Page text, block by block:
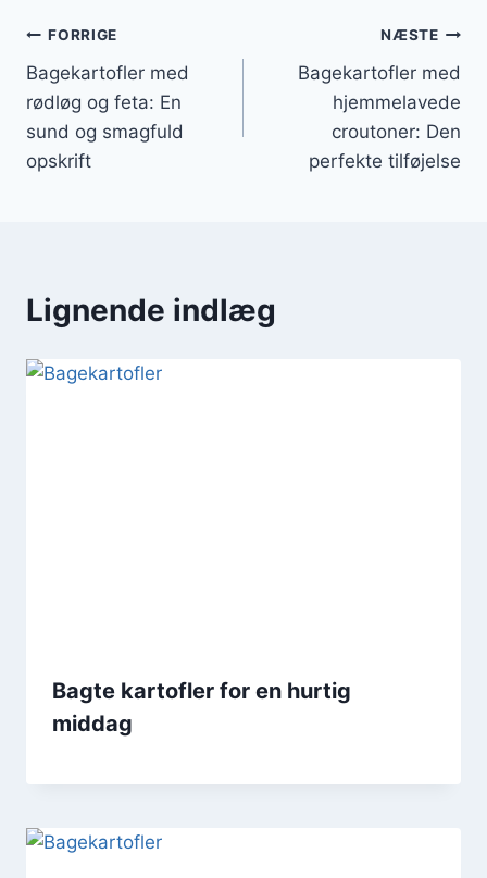
Indlægsnavigation
FORRIGE
Bagekartofler med
rødløg og feta: En
sund og smagfuld
opskrift
NÆSTE
Bagekartofler med
hjemmelavede
croutoner: Den
perfekte tilføjelse
Lignende indlæg
Bagte kartofler for en hurtig
middag